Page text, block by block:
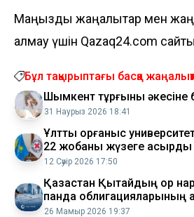
Маңызды жаңалықтар мен
алмау үшін Qazaq24.com
Бұл тақырыптағы басқа
Шымкент тұрғыны әкесіне
31 Наурыз 2026 18:41
Ұлттық қорғаныс
22 жобаны жүзеге асырды
12 Сәуір 2026 17:50
Қазақстан Қытайдың қор
панда облигацияларының
шығарылымын жүзеге
26 Мамыр 2026 19:37